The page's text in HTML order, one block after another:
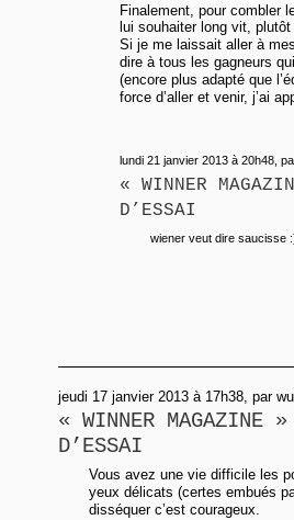
Finalement, pour combler
lui souhaiter long vit,
Si je me laissait aller à
dire à tous les gagneurs
(encore plus adapté que
force d’aller et venir, j’ai
lundi 21 janvier 2013 à 20h48,
« WINNER
D’ESSAI
wiener veut dire saucisse
jeudi 17 janvier 2013 à 17h38, par
« WINNER MAGAZINE
D’ESSAI
Vous avez une vie difficile les
yeux délicats (certes embués
disséquer c’est courageux.